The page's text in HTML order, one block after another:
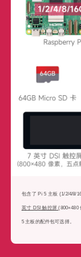
包含了 Pi 5 主板 (1/2/4/8/
英寸 DSI 触控屏(800×480
5 主板的配件包可选择。